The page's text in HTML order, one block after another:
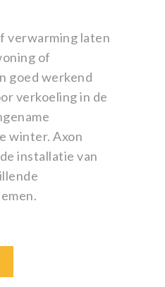
verwarming laten
of
goed werkend
verkoeling in de
winter. Axon
installatie van